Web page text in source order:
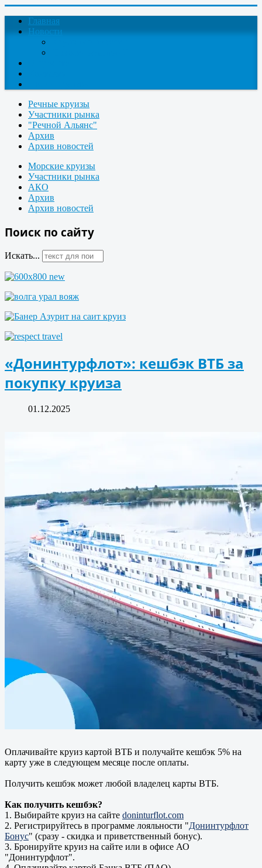
Главная
Новости
Речные круизы
Участники рынка
"Речной Альянс"
Архив
Архив новостей
Морские круизы
Участники рынка
АКО
Архив
Архив новостей
Поиск по сайту
Искать...
«Донинтурфлот»: кешбэк ВТБ за
покупку круиза
01.12.2025
Оплачивайте круиз картой ВТБ и получайте кешбэк 5% на
карту уже в следующем месяце после оплаты.
Получить кешбэк может любой владелец карты ВТБ.
Как получить кешбэк?
1. Выбирайте круиз на сайте doninturflot.com
2. Регистрируйтесь в программе лояльности "Донинтурфлот
Бонус" (сразу - скидка и приветственный бонус).
3. Бронируйте круиз на сайте или в офисе АО
"Донинтурфлот".